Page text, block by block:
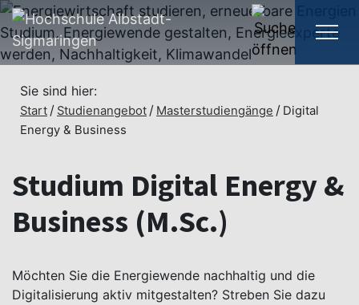
Sie sind hier:
Start Studienangebot Masterstudiengänge
Digital
Energy & Business
Studium Digital Energy &
Business (M.Sc.)
Möchten Sie die Energiewende nachhaltig und die
Digitalisierung aktiv mitgestalten? Streben Sie dazu